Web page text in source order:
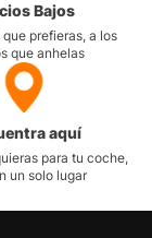
Bajos
que prefieras, a los
que anhelas
aquí
para tu coche,
un solo lugar